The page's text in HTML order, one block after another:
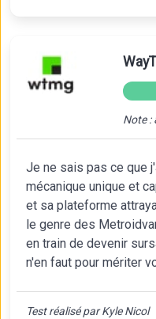
Note :
Je ne sais pas ce que
mécanique unique et
et sa plateforme
le genre des
en train de devenir
n'en faut pour mériter
Test réalisé par Kyle Nicol